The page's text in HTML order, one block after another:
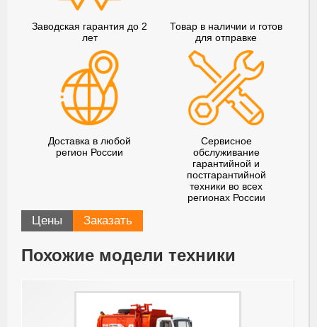
Заводская гарантия до 2
лет
Товар в наличии и готов
для отправке
Доставка в любой
регион России
Сервисное
обслуживание
гарантийной и
постгарантийной
техники во всех
регионах России
Цены Заказать
Похожие модели техники